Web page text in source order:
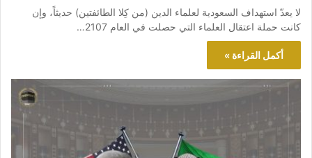
لا يعدّ استهداف السعودية لعلماء الدين (من كِلا الطائفتين) حديثاً، وإن
كانت حملة اعتقال العلماء التي حصلت في العام 2107…
أكمل القراءة »